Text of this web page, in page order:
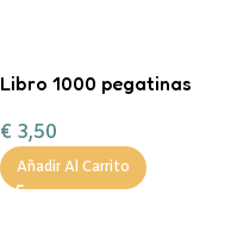
Libro 1000 pegatinas
€ 3,50
Añadir Al Carrito